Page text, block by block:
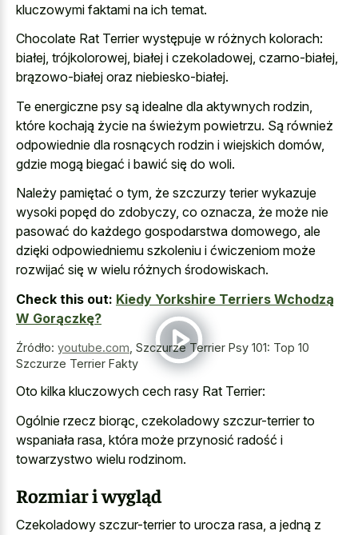
kluczowymi faktami na ich temat.
Chocolate Rat Terrier występuje w różnych kolorach:
białej, trójkolorowej, białej i czekoladowej, czarno-białej,
brązowo-białej oraz niebiesko-białej.
Te energiczne psy są idealne dla aktywnych rodzin,
które kochają życie na świeżym powietrzu. Są również
odpowiednie dla rosnących rodzin i wiejskich domów,
gdzie mogą biegać i bawić się do woli.
Należy pamiętać o tym, że szczurzy terier wykazuje
wysoki popęd do zdobyczy, co oznacza, że może nie
pasować do każdego gospodarstwa domowego, ale
dzięki odpowiedniemu szkoleniu i ćwiczeniom może
rozwijać się w wielu różnych środowiskach.
Check this out: Kiedy Yorkshire Terriers Wchodzą
W Gorączkę?
Źródło: youtube.com Szczurze Terrier Psy 101: Top 10
Szczurze Terrier Fakty
Oto kilka kluczowych cech rasy Rat Terrier:
Ogólnie rzecz biorąc, czekoladowy szczur-terrier to
wspaniała rasa, która może przynosić radość i
towarzystwo wielu rodzinom.
Rozmiar i wygląd
Czekoladowy szczur-terrier to urocza rasa, a jedną z